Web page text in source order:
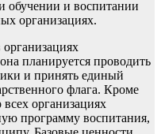
обучении и воспитании
организациях.
организациях
планируется проводить
и принять единый
флага. Кроме
всех организациях
программу воспитания,